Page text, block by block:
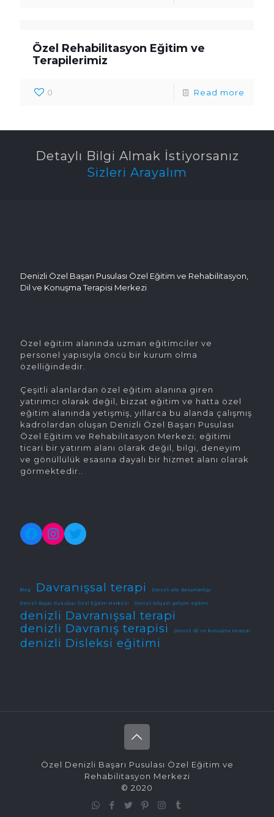
Özel Rehabilitasyon Eğitim ve
Terapilerimiz
0 Read more
Detaylı Bilgi Almak İstiyorsanız
Sizleri Arayalım
Denizli Özel Başarı Pusulası Özel Eğitim ve Rehabilitasyon,
Dil ve Konuşma Terapisi Merkezi
Özel eğitim alanında uzman eğitimciler ve
personel yapısıyla öncü bir kurum olma
özelliğindedir.
Çeşitli alanlardan özel eğitim alanına giren
yatırımcı olarak değil, bizzat eğitim ve hatta özel
eğitim alanında yetişmiş, yıllarca bu alanda çalışmış
kadrolardan oluşan Denizli Özel Başarı Pusulası
Özel Eğitim ve Rehabilitasyon Merkezi; eğitimi
ticari bir yatırım alanı olarak değil, bilgi, deneyim
ve gönüllülük esasına dayalı bir hizmet alanı olarak
görmektedir..
Facebook
Instagram
Twitter
Blog Davranışsal terapi Denizli aile danışmanlığı
Denizli Başarı Pusulası Özel Eğitim Merkezi Denizli bilişsel gelişim eğitimi
denizli Davranışsal terapi
denizli Davranış terapisi
Denizli dil ve konuşma terapisi
denizli Disleksi eğitimi
Özel Denizli Başarı Pusulası Özel Eğitim ve
Rehabilitasyon Merkezi
© 2020